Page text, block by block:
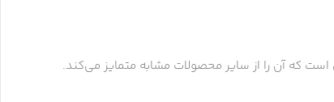
که آن را از سایر محصولات مشابه متمایز می‌کند.